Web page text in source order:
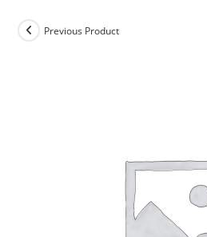
Previous Product